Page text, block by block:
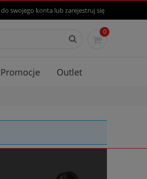
do swojego konta lubzarejestruj się
0
Promocje Outlet